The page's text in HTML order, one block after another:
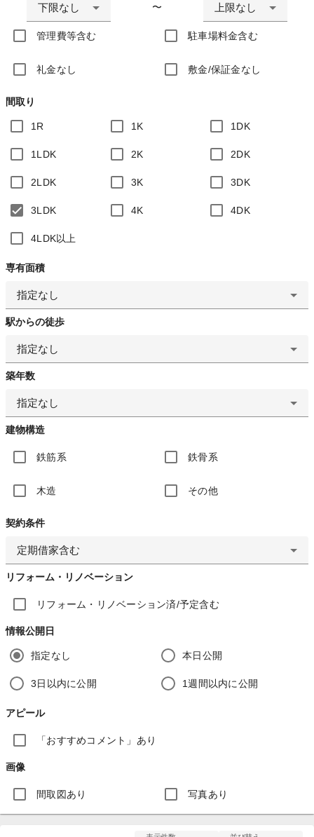
下限なし 〜 上限なし
管理費等含む 駐車場料金含む
礼金なし 敷金/保証金なし
間取り
1R 1K 1DK
1LDK 2K 2DK
2LDK 3K 3DK
3LDK 4K 4DK
4LDK以上
専有面積
指定なし
駅からの徒歩
指定なし
築年数
指定なし
建物構造
鉄筋系 鉄骨系
木造 その他
契約条件
定期借家含む
リフォーム・リノベーション
リフォーム・リノベーション済/予定含む
情報公開日
指定なし 本日公開
3日以内に公開 1週間以内に公開
アピール
「おすすめコメント」あり
画像
間取図あり 写真あり